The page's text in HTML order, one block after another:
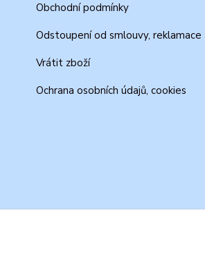
Obchodní podmínky
Odstoupení od smlouvy, reklamace
Vrátit zboží
Ochrana osobních údajů, cookies